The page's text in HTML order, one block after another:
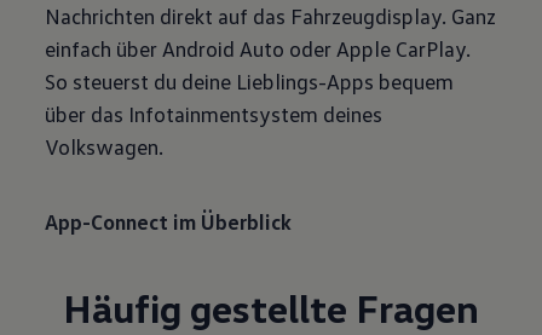
Nachrichten direkt auf das Fahrzeugdisplay. Ganz
einfach über Android Auto oder Apple CarPlay.
So steuerst du deine Lieblings-Apps bequem
über das Infotainmentsystem deines
Volkswagen.
App-Connect im Überblick
Häufig gestellte Fragen